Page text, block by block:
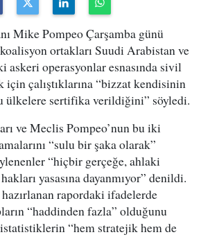
Mike Pompeo Çarşamba günü
koalisyon ortakları Suudi Arabistan ve
askeri operasyonlar esnasında sivil
için çalıştıklarına “bizzat kendisinin
ülkelere sertifika verildiğini” söyledi.
ve Meclis Pompeo’nun bu iki
“sulu bir şaka olarak”
“hiçbir gerçeğe, ahlaki
yasasına dayanmıyor” denildi.
rapordaki ifadelerde
“haddinden fazla” olduğunu
“hem stratejik hem de